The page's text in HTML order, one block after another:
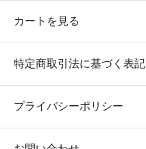
カートを見る
特定商取引法に基づく表記
プライバシーポリシー